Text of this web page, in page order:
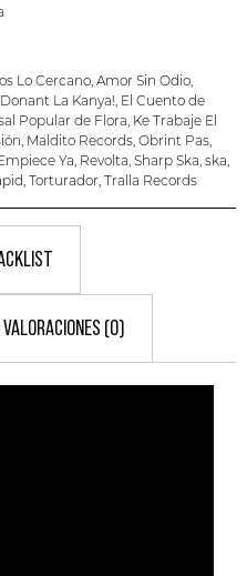
Lo Cercano Amor Sin Odio
Donant La Kanya! El Cuento de
Popular de Flora Ke Trabaje El
Maldito Records Obrint Pas
Ya Revolta Sharp Ska ska
Torturador Tralla Records
VALORACIONES (0)